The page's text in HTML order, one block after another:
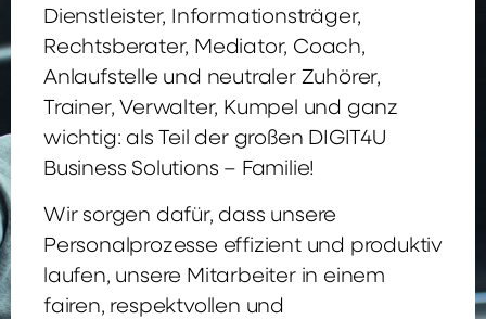
Dienstleister, Informationsträger,
Rechtsberater, Mediator, Coach,
Anlaufstelle und neutraler Zuhörer,
Trainer, Verwalter, Kumpel und ganz
wichtig: als Teil der großen DIGIT4U
Business Solutions – Familie!
Wir sorgen dafür, dass unsere
Personalprozesse effizient und produktiv
laufen, unsere Mitarbeiter in einem
fairen, respektvollen und